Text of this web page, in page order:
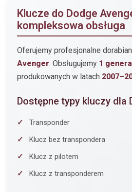
Klucze do Dodge
kompleksowa obsługa
Oferujemy profesjonalne
Avenger. Obsługujemy 1
produkowanych w latach
Dostępne typy kluczy dla
Transponder
Klucz bez transpondera
Klucz z pilotem
Klucz z transponderem